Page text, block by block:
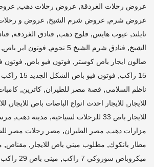
عروض رحلات الغردقة, عروض رحلات دهب,
عروض شرم, عروض شرم الشيخ, عروض و
تايلند, عيوب هايس, فلوج دهب, فنادق الغردقة,
الشيخ, فنادق شرم الشيخ 5 نجوم , فوتون اير باص,
صالون ايجار باص كوستر , فوتون فيو باص, فوتون
15 راكب
,
ناظم السلامي, قصة مصر للطيران, كاترين,
للايجار , للايجار احدث انواع الباصات باص للايجار ,
للايجار باص 33 للرحلات لسياحية , مدينة دهب,
مزارات دهب, مصر الطيران, مصر رحلات مصر
مطار بانكوك, مطلوب ميني باص للايجار , مقناص,
ميكروباص سوزوكي 7 راكب , مينى باص 29 راكب